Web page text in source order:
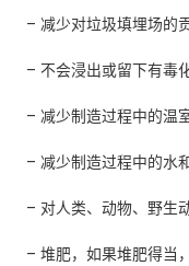
– 减少对垃圾填埋场的
– 不会浸出或留下有毒
– 减少制造过程中的温
– 减少制造过程中的水
– 对人类、动物、野生
– 堆肥，如果堆肥得当